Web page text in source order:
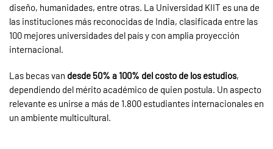
diseño, humanidades, entre otras. La Universidad KIIT es una de
las instituciones más reconocidas de India, clasificada entre las
100 mejores universidades del país y con amplia proyección
internacional.
Las becas van desde 50% a 100% del costo de los estudios,
dependiendo del mérito académico de quien postula. Un aspecto
relevante es unirse a más de 1.800 estudiantes internacionales en
un ambiente multicultural.